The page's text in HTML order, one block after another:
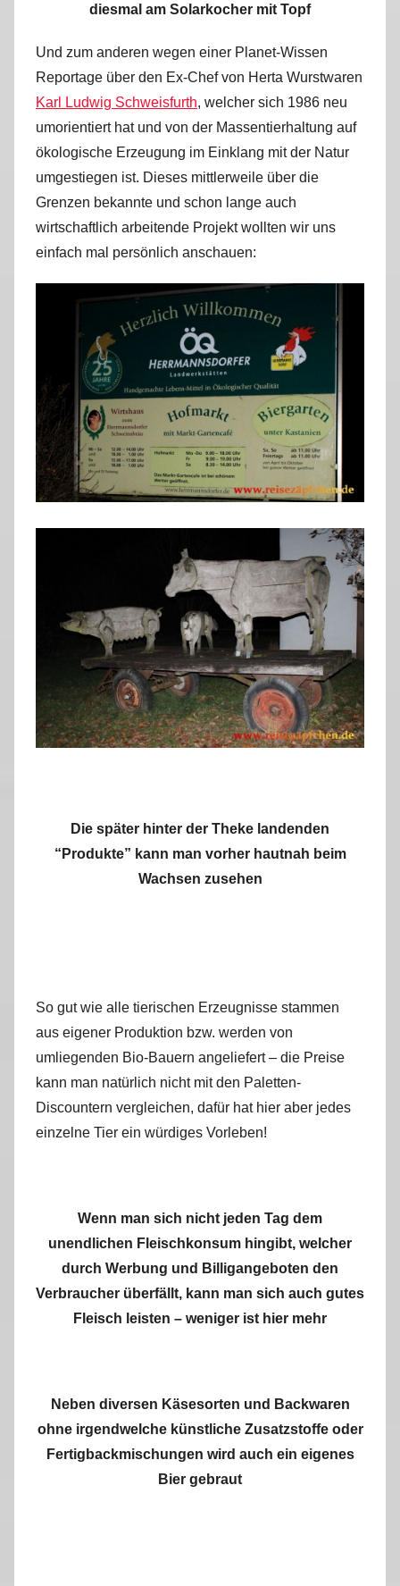
diesmal am Solarkocher mit Topf
Und zum anderen wegen einer Planet-Wissen
Reportage über den Ex-Chef von Herta Wurstwaren
Karl Ludwig Schweisfurth, welcher sich 1986 neu
umorientiert hat und von der Massentierhaltung auf
ökologische Erzeugung im Einklang mit der Natur
umgestiegen ist. Dieses mittlerweile über die
Grenzen bekannte und schon lange auch
wirtschaftlich arbeitende Projekt wollten wir uns
einfach mal persönlich anschauen:
Die später hinter der Theke landenden
“Produkte” kann man vorher hautnah beim
Wachsen zusehen
So gut wie alle tierischen Erzeugnisse stammen
aus eigener Produktion bzw. werden von
umliegenden Bio-Bauern angeliefert – die Preise
kann man natürlich nicht mit den Paletten-
Discountern vergleichen, dafür hat hier aber jedes
einzelne Tier ein würdiges Vorleben!
Wenn man sich nicht jeden Tag dem
unendlichen Fleischkonsum hingibt, welcher
durch Werbung und Billigangeboten den
Verbraucher überfällt, kann man sich auch gutes
Fleisch leisten – weniger ist hier mehr
Neben diversen Käsesorten und Backwaren
ohne irgendwelche künstliche Zusatzstoffe oder
Fertigbackmischungen wird auch ein eigenes
Bier gebraut